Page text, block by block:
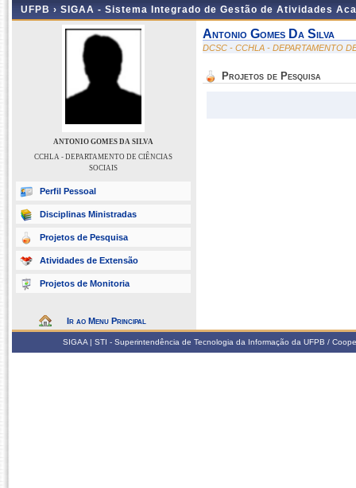
UFPB › SIGAA - Sistema Integrado de Gestão de Atividades
ANTONIO GOMES DA SILVA
CCHLA - DEPARTAMENTO DE CIÊNCIAS
SOCIAIS
Perfil Pessoal
Disciplinas Ministradas
Projetos de Pesquisa
Atividades de Extensão
Projetos de Monitoria
Ir ao Menu Principal
Antonio Gomes Da Silva
DCSC - CCHLA - DEPARTAMENTO
Projetos de Pesquisa
SIGAA | STI - Superintendência de Tecnologia da Informação da UFPB /